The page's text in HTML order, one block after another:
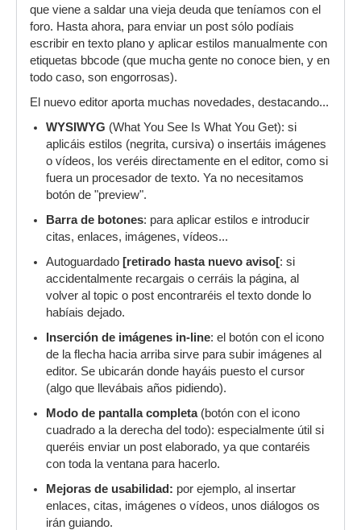
que viene a saldar una vieja deuda que teníamos con el
foro. Hasta ahora, para enviar un post sólo podíais
escribir en texto plano y aplicar estilos manualmente con
etiquetas bbcode (que mucha gente no conoce bien, y en
todo caso, son engorrosas).
El nuevo editor aporta muchas novedades, destacando...
WYSIWYG (What You See Is What You Get): si
aplicáis estilos (negrita, cursiva) o insertáis imágenes
o vídeos, los veréis directamente en el editor, como si
fuera un procesador de texto. Ya no necesitamos
botón de "preview".
Barra de botones: para aplicar estilos e introducir
citas, enlaces, imágenes, vídeos...
Autoguardado [retirado hasta nuevo aviso[: si
accidentalmente recargais o cerráis la página, al
volver al topic o post encontraréis el texto donde lo
habíais dejado.
Inserción de imágenes in-line: el botón con el icono
de la flecha hacia arriba sirve para subir imágenes al
editor. Se ubicarán donde hayáis puesto el cursor
(algo que llevábais años pidiendo).
Modo de pantalla completa(botón con el icono
cuadrado a la derecha del todo): especialmente útil si
queréis enviar un post elaborado, ya que contaréis
con toda la ventana para hacerlo.
Mejoras de usabilidad: por ejemplo, al insertar
enlaces, citas, imágenes o vídeos, unos diálogos os
irán guiando.